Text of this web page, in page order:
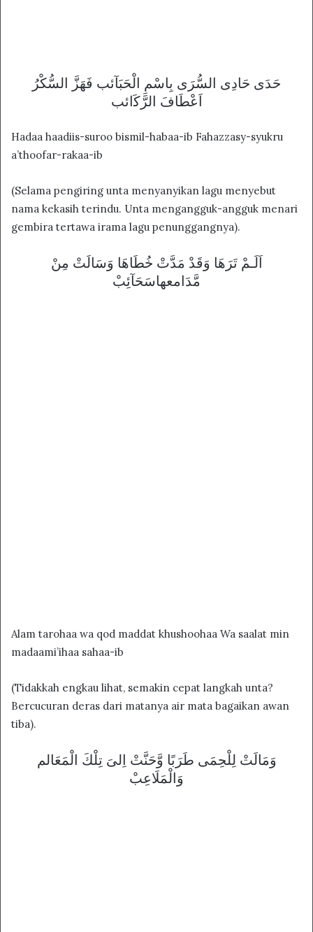
ﺣَﺪَﻯ ﺣَﺎﺩِﻯ ﺍﻟﺴُّﺮَﻯ ﺑِﺎﺳْﻢِ ﺍﻟْﺤَﺒَﺂئب ﻓَﻬَﺰَّ ﺍﻟﺴُّﻜْﺮُ
ﺍَﻋْﻄَﺎﻑَ ﺍﻟﺮَّﻛَائب
Hadaa haadiis-suroo bismil-habaa-ib Fahazzasy-syukru
a’thoofar-rakaa-ib
(Selama pengiring unta menyanyikan lagu menyebut
nama kekasih terindu. Unta mengangguk-angguk menari
gembira tertawa irama lagu penunggangnya).
ﺍَﻟَـﻢْ ﺗَﺮَﻫَﺎ ﻭَﻗَﺪْ ﻣَﺪَّﺕْ ﺧُﻄَﺎﻫَﺎ ﻭَﺳَﺎﻟَﺖْ ﻣِﻦْ
ﻣَّﺪَﺍمعهاﺳَﺤَﺂﺋِﺐْ
Alam tarohaa wa qod maddat khushoohaa Wa saalat min
madaami’ihaa sahaa-ib
(Tidakkah engkau lihat, semakin cepat langkah unta?
Bercucuran deras dari matanya air mata bagaikan awan
tiba).
ﻭَﻣَﺎﻟَﺖْ ﻟِﻠْﺤِﻤَﻰ ﻃَﺮَﺑًﺎ ﻭَّﺣَﻨَّﺖْ ﺍِﻟﻰَ ﺗِﻠْﻚَ ﺍﻟْﻤَﻌَﺎلم
ﻭَﺍﻟْﻤَﻠَﺎﻋِﺐْ